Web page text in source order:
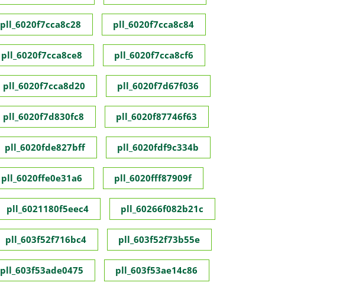
pll_6020f7cca8c28 pll_6020f7cca8c84
pll_6020f7cca8ce8 pll_6020f7cca8cf6
pll_6020f7cca8d20 pll_6020f7d67f036
pll_6020f7d830fc8 pll_6020f87746f63
pll_6020fde827bff pll_6020fdf9c334b
pll_6020ffe0e31a6 pll_6020fff87909f
pll_6021180f5eec4 pll_60266f082b21c
pll_603f52f716bc4 pll_603f52f73b55e
pll_603f53ade0475 pll_603f53ae14c86